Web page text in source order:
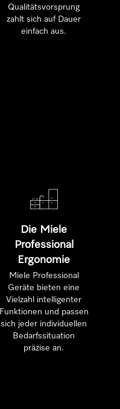
Qualitätsvorsprung
zahlt sich auf Dauer
einfach aus.
Die Miele
Professional
Ergonomie
Miele Professional
Geräte bieten eine
Vielzahl intelligenter
Funktionen und passen
sich jeder individuellen
Bedarfssituation
präzise an.